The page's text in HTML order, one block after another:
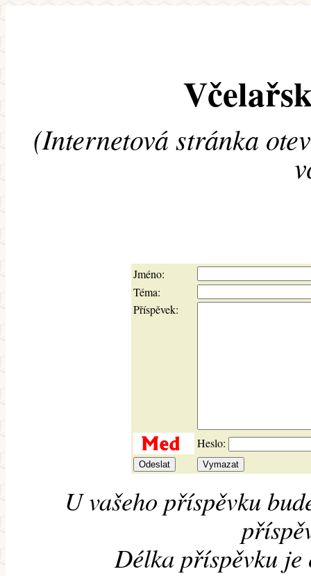
(Internetová stránka
Jméno:
Téma:
Příspěvek:
Heslo:
U vašeho příspěvku
Délka příspěvku je